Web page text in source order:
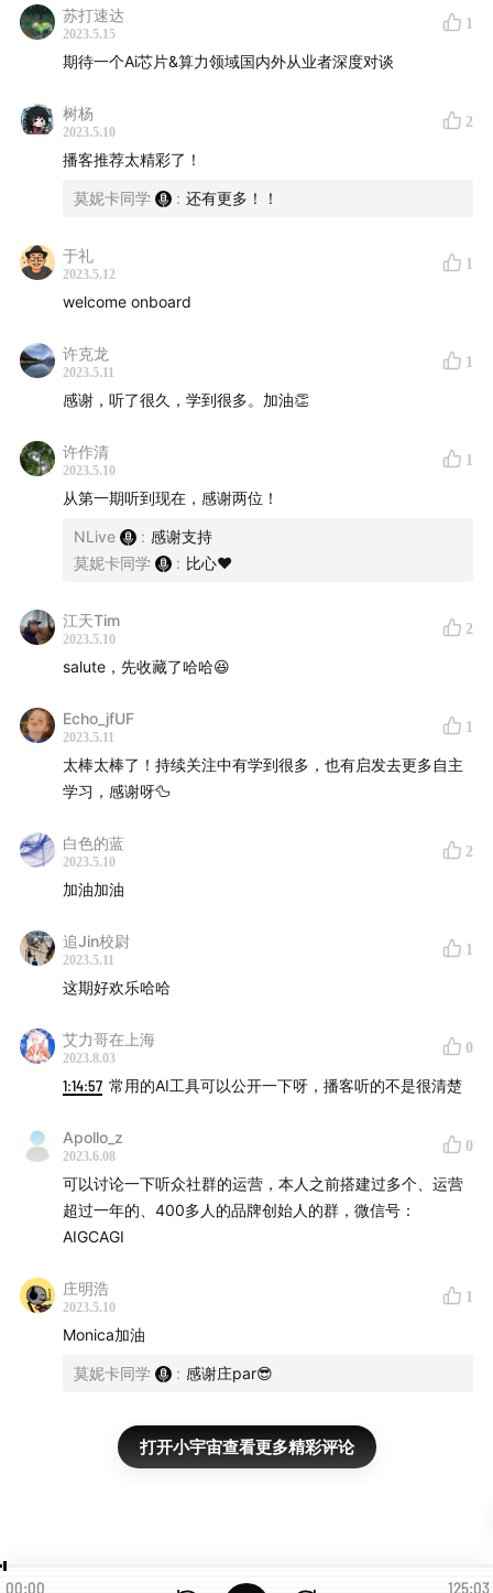
GN：前SaaS及科技投资人，Global SaaS社区Linkloud
发起人，公众号我思锅我在 (ID: thinkxcloud) 主理人。|
即刻：High 宁
PS 我们简陋的、一时兴起的录制现场：
我们都聊了什么？
然是AI！）
20:53 答听众问之：做播客对我们的工作和生活有什么帮
里？
回顾前面30期，令主播印象最深刻的是哪几期节
目？
为什么录制过程中最特别的环节是“提纲准备”？
47:41 做播客后对我们职业或生活有没有带来改变甚至“惊
fact”！
做了很多期AI节目，主播自己在用什么AI工具“改善”
生活？
80:18 接着再分享几个创业公司“活用”AI工具的案例。
主播自己比较期待或关注的AI公司有哪些？
这一波火热的AI投资里是否真的会诞生下一个
111:30 最后，两位主播展望对后面播客内容的规划和一点
苏打速达
2023.5.15
1
期待一个Ai芯片&算力领域国内外从业者深度对谈
树杨
2023.5.10
2
播客推荐太精彩了！
莫妮卡同学 : 还有更多！！
于礼
2023.5.12
1
welcome onboard
许克龙
2023.5.11
1
感谢，听了很久，学到很多。加油👏
许作清
2023.5.10
1
从第一期听到现在，感谢两位！
NLive : 感谢支持
莫妮卡同学
: 比心♥️
江天Tim
2023.5.10
2
salute，先收藏了哈哈😆
Echo_jfUF
2023.5.11
1
太棒太棒了！持续关注中有学到很多，也有启发去更多自主
学习，感谢呀🦆
白色的蓝
2023.5.10
2
加油加油
追Jin校尉
2023.5.11
1
这期好欢乐哈哈
艾力哥在上海
2023.8.03
0
1:14:57 常用的AI工具可以公开一下呀，播客听的不是很清楚
Apollo_z
2023.6.08
0
可以讨论一下听众社群的运营，本人之前搭建过多个、运营
超过一年的、400多人的品牌创始人的群，微信号：
AIGCAGI
庄明浩
2023.5.10
1
Monica加油
莫妮卡同学 : 感谢庄par😎
打开小宇宙查看更多精彩评论
00:00 125:03